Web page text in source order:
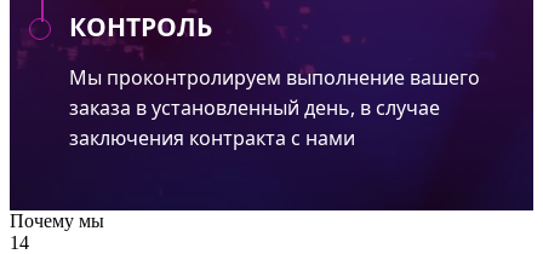
КОНТРОЛЬ
Мы проконтролируем выполнение вашего
заказа в установленный день, в случае
заключения контракта с нами
Почему мы
14